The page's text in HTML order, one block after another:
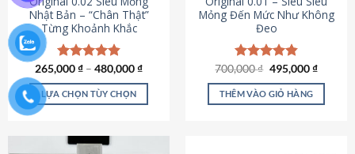
Nhật Bản – “Chân Thật”
Từng Khoảnh Khắc
Được xếp
hạng4.87
5 sao
265,000₫ – 480,000₫
LỰA CHỌN TÙY CHỌN
này
Mỏng Đến Mức Như Không
Đeo
Được xếp
hạng4.83
5 sao
700,000₫ Giá
là:
700,000 ₫.
495,000₫Giá
tại
THÊM VÀO GIỎ HÀNG